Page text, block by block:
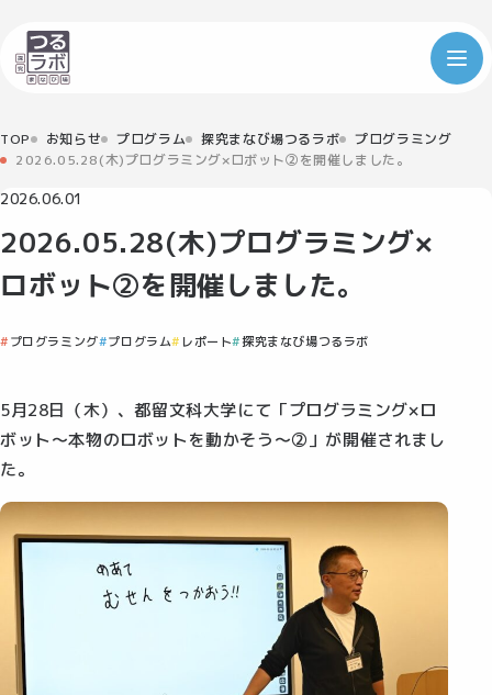
TOP お知らせ プログラム 探究まなび場つるラボ
プログラミング
2026.05.28(木)プログラミング×ロボット②を開催しました。
2026.06.01
2026.05.28(木)プログラミング×
ロボット②を開催しました。
プログラミング プログラム レポート 探究まなび場つるラボ
5月28日（木）、都留文科大学にて「プログラミング×ロ
ボット～本物のロボットを動かそう～②」が開催されまし
た。